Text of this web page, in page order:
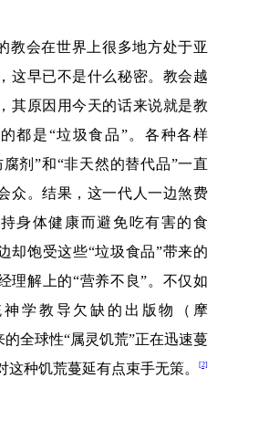
教会在世界上很多地方处于亚
这早已不是什么秘密。教会越
其原因用今天的话来说就是教
都是“垃圾食品”。各种各样
腐剂”和“非天然的替代品”一直
众。结果，这一代人一边煞费
身体健康而避免吃有害的食
却饱受这些“垃圾食品”带来的
理解上的“营养不良”。不仅如
神学教导欠缺的出版物（摩
的全球性“属灵饥荒”正在迅速蔓
这种饥荒蔓延有点束手无策。
[2]